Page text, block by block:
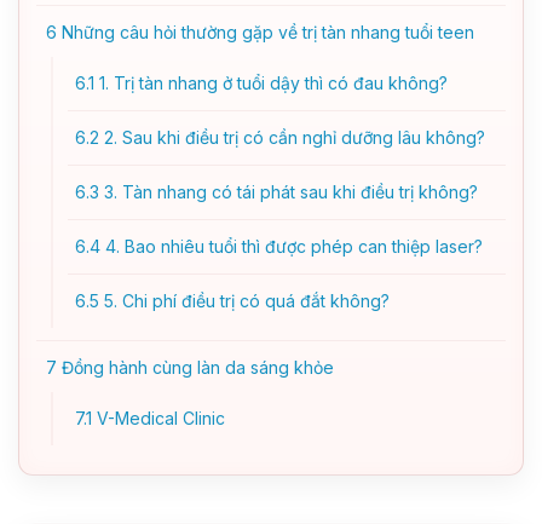
6 Những câu hỏi thường gặp về trị tàn nhang tuổi teen
6.1 1. Trị tàn nhang ở tuổi dậy thì có đau không?
6.2 2. Sau khi điều trị có cần nghỉ dưỡng lâu không?
6.3 3. Tàn nhang có tái phát sau khi điều trị không?
6.4 4. Bao nhiêu tuổi thì được phép can thiệp laser?
6.5 5. Chi phí điều trị có quá đắt không?
7 Đồng hành cùng làn da sáng khỏe
7.1 V-Medical Clinic